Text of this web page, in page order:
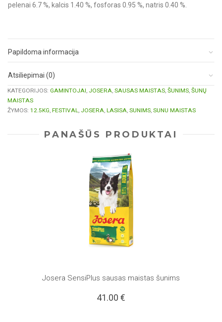
pelenai 6.7 %, kalcis 1.40 %, fosforas 0.95 %, natris 0.40 %.
Papildoma informacija
Atsiliepimai (0)
KATEGORIJOS: GAMINTOJAI, JOSERA, SAUSAS MAISTAS, ŠUNIMS, ŠUNŲ
MAISTAS
ŽYMOS: 12.5KG, FESTIVAL, JOSERA, LASISA, SUNIMS, SUNU MAISTAS
PANAŠŪS PRODUKTAI
Josera SensiPlus sausas maistas šunims
41.00 €